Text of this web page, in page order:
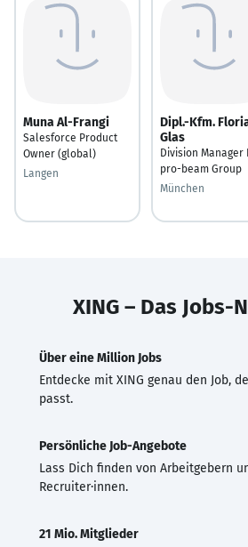
Muna Al-Frangi
Salesforce Product
Owner (global)
Langen
Dipl.-Kfm.
Glas
Division Manager
pro-beam Group
München
XING – Das Jobs-
Über eine Million Jobs
Entdecke mit XING genau den Job,
passt.
Persönliche Job-Angebote
Lass Dich finden von Arbeitgebern
Recruiter·innen.
21 Mio. Mitglieder